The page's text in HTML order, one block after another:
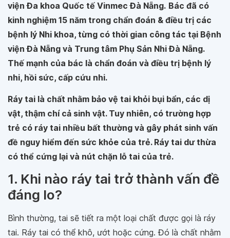
viện Đa khoa Quốc tế Vinmec Đà Nẵng. Bác đã có
kinh nghiệm 15 năm trong chẩn đoán & điều trị các
bệnh lý Nhi khoa, từng có thời gian công tác tại Bệnh
viện Đà Nẵng và Trung tâm Phụ Sản Nhi Đà Nẵng.
Thế mạnh của bác là chẩn đoán và điều trị bệnh lý
nhi, hồi sức, cấp cứu nhi.
Ráy tai là chất nhằm bảo vệ tai khỏi bụi bẩn, các dị
vật, thậm chí cả sinh vật. Tuy nhiên, có trường hợp
trẻ có ráy tai nhiều bất thường và gây phát sinh vấn
đề nguy hiểm đến sức khỏe của trẻ. Ráy tai dư thừa
có thể cứng lại và nút chặn lỗ tai của trẻ.
1. Khi nào ráy tai trở thành vấn đề
đáng lo?
Bình thường, tai sẽ tiết ra một loại chất được gọi là ráy
tai. Ráy tai có thể khô, ướt hoặc cứng. Đó là chất nhằm